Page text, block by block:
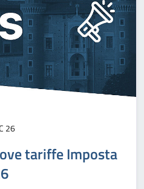
26
tariffe Imposta